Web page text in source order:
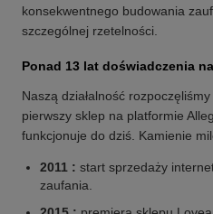
konsekwentnego budowania
szczególnej rzetelności.
Ponad 13 lat doświadczenia
Naszą działalność rozpoczęliśmy
pierwszy sklep na platformie
funkcjonuje do dziś. Kamienie
2011 : start sprzedaży
zaufania.